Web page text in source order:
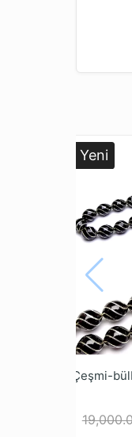
*
*
siyah
*
bir
* Oltu
* 1986
*
Yeni